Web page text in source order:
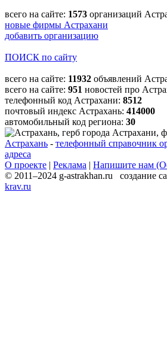
всего на сайте: 1573 организаций
новые фирмы Астрахани
добавить организацию
ПОИСК по сайту
всего на сайте: 11932 объявлений
всего на сайте: 951 новостей про
телефонный код Астрахани: 8512
почтовый индекс Астрахань: 414000
автомобильный код региона: 30
Астрахань - телефонный справочник
адреса
О проекте | Реклама | Напишите нам
© 2011–2024 g-astrakhan.ru создание
krav.ru